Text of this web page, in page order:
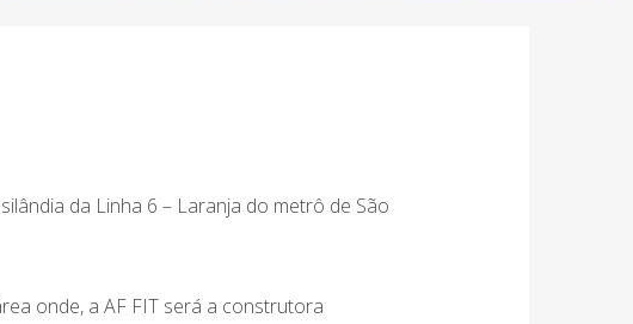
da Linha 6 – Laranja do metrô de São
onde, a AF FIT será a construtora